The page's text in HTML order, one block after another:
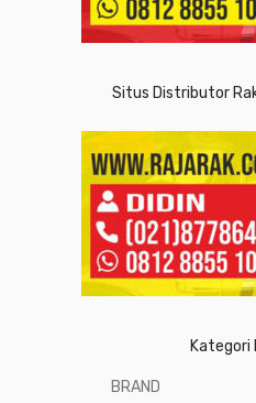
Situs Distributor
Kategori
BRAND